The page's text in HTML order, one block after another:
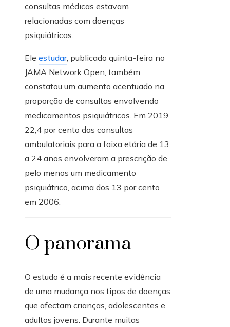
consultas médicas estavam
relacionadas com doenças
psiquiátricas.
Ele estudar, publicado quinta-feira no
JAMA Network Open, também
constatou um aumento acentuado na
proporção de consultas envolvendo
medicamentos psiquiátricos. Em 2019,
22,4 por cento das consultas
ambulatoriais para a faixa etária de 13
a 24 anos envolveram a prescrição de
pelo menos um medicamento
psiquiátrico, acima dos 13 por cento
em 2006.
O panorama
O estudo é a mais recente evidência
de uma mudança nos tipos de doenças
que afectam crianças, adolescentes e
adultos jovens. Durante muitas